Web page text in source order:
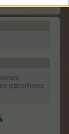
jetzt erinnere